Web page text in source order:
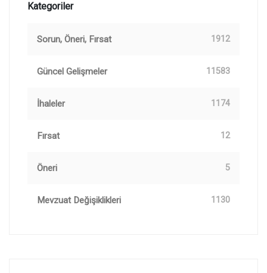
Kategoriler
Sorun, Öneri, Fırsat 1912
Güncel Gelişmeler 11583
İhaleler 1174
Fırsat 12
Öneri 5
Mevzuat Değişiklikleri 1130